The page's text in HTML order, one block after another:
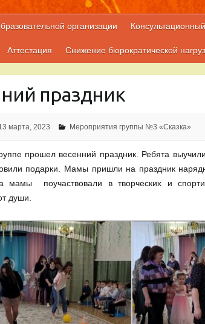
организации
Аттестация Снижение бюрократической
праздник
марта, 2023 Мероприятия группы №3 «Сказка»
прошел весенний праздник. Ребята
подарки. Мамы пришли на праздник
мамы поучаствовали в творческих и
души.